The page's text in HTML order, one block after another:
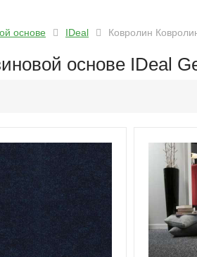
основе IDeal Ковролин
основе IDeal